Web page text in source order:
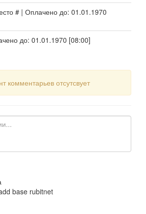
# | Оплачено до: 01.01.1970
до: 01.01.1970 [08:00]
комментарьев отсутсвует
base rubitnet